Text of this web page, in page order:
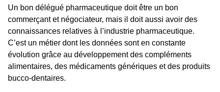
Un bon délégué pharmaceutique doit être un bon
commerçant et négociateur, mais il doit aussi avoir des
connaissances relatives à l’industrie pharmaceutique.
C’est un métier dont les données sont en constante
évolution grâce au développement des compléments
alimentaires, des médicaments génériques et des produits
bucco-dentaires.